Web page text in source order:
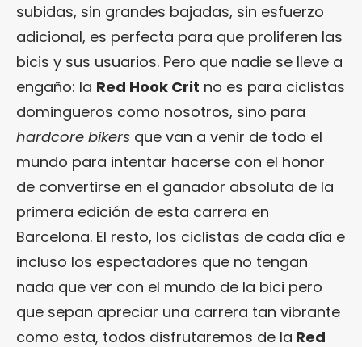
subidas, sin grandes bajadas, sin esfuerzo
adicional, es perfecta para que proliferen las
bicis y sus usuarios. Pero que nadie se lleve a
engaño: la Red Hook Crit no es para ciclistas
domingueros como nosotros, sino para
hardcore bikers que van a venir de todo el
mundo para intentar hacerse con el honor
de convertirse en el ganador absoluta de la
primera edición de esta carrera en
Barcelona. El resto, los ciclistas de cada día e
incluso los espectadores que no tengan
nada que ver con el mundo de la bici pero
que sepan apreciar una carrera tan vibrante
como esta, todos disfrutaremos de la Red